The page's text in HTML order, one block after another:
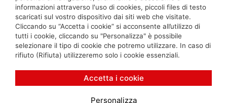
© 2025 All Rights Reserved | E. BERGAMASCHI & FIGLIO s.p.a - Partita IVA:
informazioni attraverso l'uso di cookies, piccoli files di testo
scaricati sul vostro dispositivo dai siti web che visitate.
Cliccando su “Accetta i cookie” si acconsente all’utilizzo di
tutti i cookie, cliccando su "Personalizza" è possibile
selezionare il tipo di cookie che potremo utilizzare. In caso di
rifiuto (Rifiuta) utilizzeremo solo i cookie essenziali.
Personalizza
Accetta i cookie